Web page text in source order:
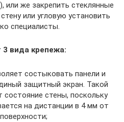
или же закрепить стеклянные
или угловую установить
специалисты.
3 вида крепежа:
состыковать панели и
защитный экран. Такой
состояние стены, поскольку
на дистанции в 4 мм от
поверхности;